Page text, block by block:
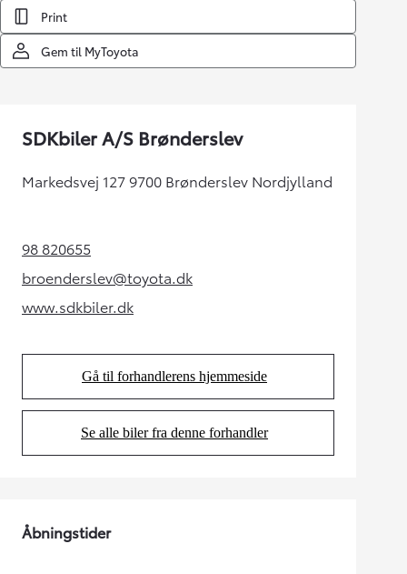
Print
Gem til MyToyota
SDKbiler A/S Brønderslev
Markedsvej 127 9700 Brønderslev Nordjylland
98 820655(Opens in new tab)
broenderslev@toyota.dk
(Opens in new tab)
www.sdkbiler.dk(Opens in new tab)
Gå til forhandlerens hjemmeside
(Opens in new tab)
Se alle biler fra denne forhandler
(Opens in new tab)
Åbningstider